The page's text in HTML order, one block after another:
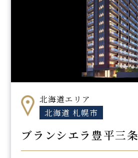
北海道エリア
北海道 札幌市
ブランシエラ豊平三条